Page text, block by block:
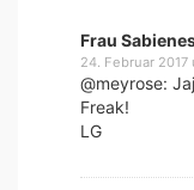
Frau
24. Februar 2017
@meyrose:
Freak!
LG